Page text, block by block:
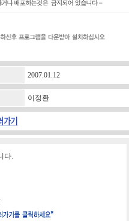
2007.01.12
이정환
다.